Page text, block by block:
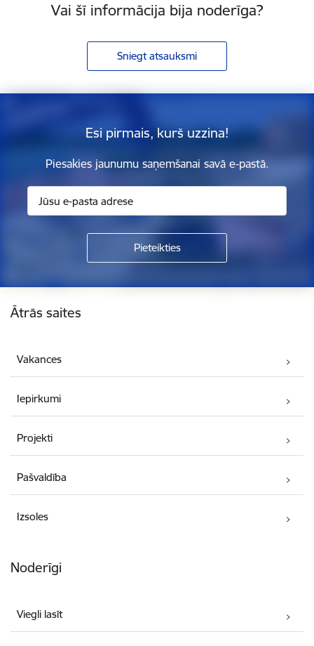
Vai šī informācija bija noderīga?
Sniegt atsauksmi
Esi pirmais, kurš uzzina!
Piesakies jaunumu saņemšanai savā e-pastā.
Ātrās saites
Vakances
Iepirkumi
Projekti
Pašvaldība
Izsoles
Noderīgi
Viegli lasīt